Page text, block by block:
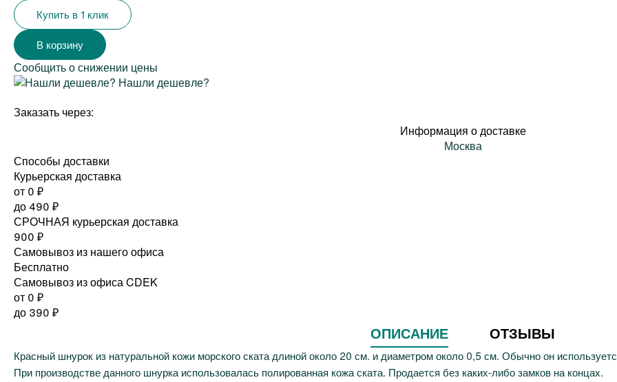
Купить в 1 клик
Сообщить о снижении цены
Нашли дешевле?
Заказать через:
Информация о доставке
Москва
Способы доставки
Курьерская доставка
от 0 ₽
до 490 ₽
СРОЧНАЯ курьерская доставка
900 ₽
Самовывоз из нашего офиса
Бесплатно
Самовывоз из офиса CDEK
от 0 ₽
до 390 ₽
ОПИСАНИЕ ОТЗЫВЫ
Красный шнурок из натуральной кожи морского ската длиной около 20 см. и диаметром около 0,5 см. Обычно он
При производстве данного шнурка использовалась полированная кожа ската. Продается без каких-либо замков на концах.